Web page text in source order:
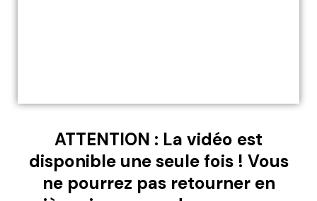
ATTENTION : La vidéo est
disponible une seule fois ! Vous
ne pourrez pas retourner en